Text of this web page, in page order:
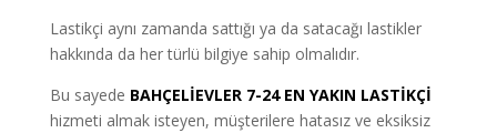
Lastikçi aynı zamanda sattığı ya da satacağı lastikler
hakkında da her türlü bilgiye sahip olmalıdır.
Bu sayede BAHÇELİEVLER 7-24 EN YAKIN LASTİKÇİ
hizmeti almak isteyen, müşterilere hatasız ve eksiksiz